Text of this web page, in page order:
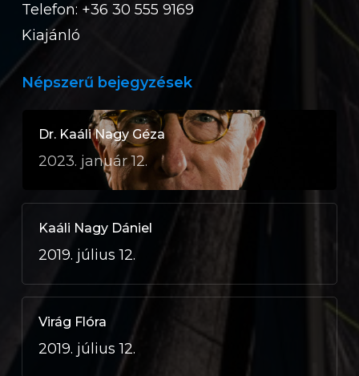
Telefon: +36 30 555 9169
Kiajánló
Népszerű bejegyzések
Dr. Kaáli Nagy Géza
2023. január 12.
Kaáli Nagy Dániel
2019. július 12.
Virág Flóra
2019. július 12.